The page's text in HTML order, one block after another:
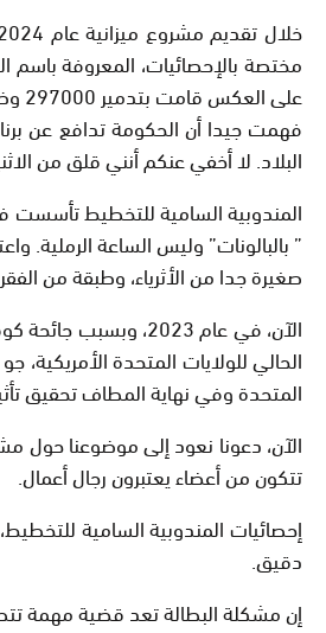
على العكس قامت بتدمير 297000 وظيفة.
فهمت جيدا أن الحكومة تدافع عن
البلاد. لا أخفي عنكم أنني قلق من
” بالبالونات” وليس الساعة
صغيرة جدا من الأثرياء، وطبقة من
المتحدة وفي نهاية المطاف تحقيق
تتكون من أعضاء يعتبرون رجال أعمال.
إحصائيات المندوبية السامية
دقيق.
إن مشكلة البطالة تعد قضية مهمة